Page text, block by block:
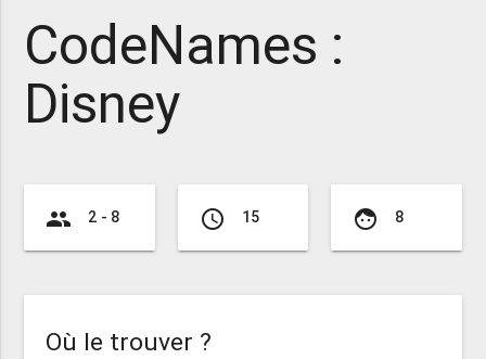
CodeNames :
Disney
group 2 - 8 access_time 15 face 8
Où le trouver ?